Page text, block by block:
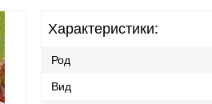
Характеристики:
Род
Вид